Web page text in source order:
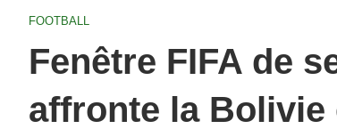
FOOTBALL
Fenêtre FIFA de
affronte la Bolivie